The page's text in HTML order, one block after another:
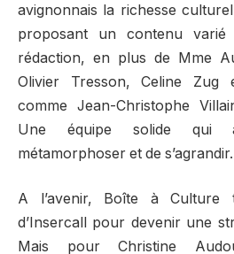
avignonnais la richesse
proposant un contenu
rédaction, en plus de Mme
Olivier Tresson, Celine Zug
comme Jean-Christophe
Une équipe solide qui
métamorphoser et de s’agrandir.
A l’avenir, Boîte à Culture
d’Insercall pour devenir une
Mais pour Christine